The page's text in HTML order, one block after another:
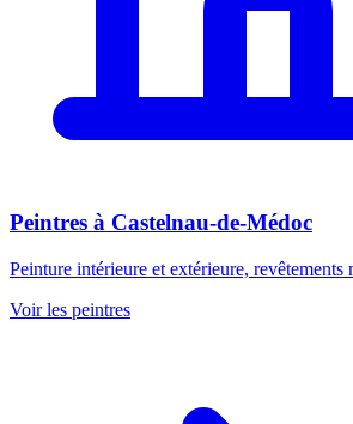
Peintres à Castelnau-de-Médoc
Peinture intérieure et extérieure,
Voir les peintres